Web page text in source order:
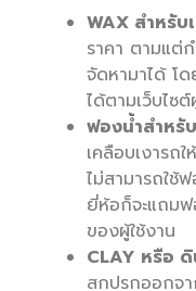
WAX สำหรับ
ราคา ตามแต่
จัดหามาได้ โ
ได้ตามเว็บไซ
ฟองน้ำสำหรั
เคลือบเงารถ
ไม่สามารถใช้
ยี่ห้อก็จะแถมฟ
ของผู้ใช้งาน
CLAY หรือ
สกปรกออกจา